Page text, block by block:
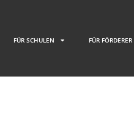
FÜR SCHULEN FÜR FÖRDERER